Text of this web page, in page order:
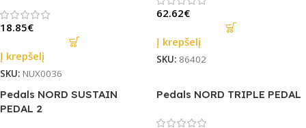
18.85€
Į krepšelį
SKU: NUX0036
62.62€
Į krepšelį
SKU: 86402
Pedals NORD SUSTAIN
PEDAL 2
Pedals NORD TRIPLE PEDAL